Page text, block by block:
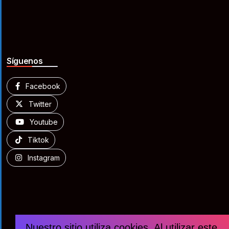
Síguenos
Facebook
Twitter
Youtube
Tiktok
Instagram